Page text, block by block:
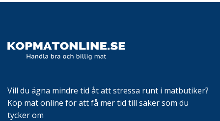
Vill du ägna mindre tid åt att stressa runt i matbutiker?
Köp mat online för att få mer tid till saker som du
tycker om